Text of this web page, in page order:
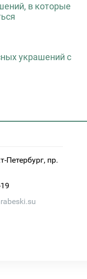
в которые
украшений с
Петербург, пр.